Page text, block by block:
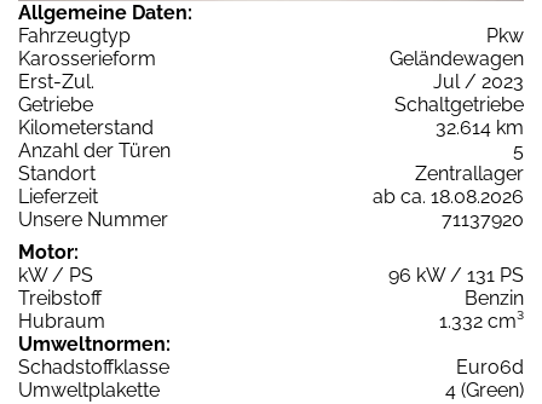
Allgemeine Daten:
Fahrzeugtyp
Pkw
Karosserieform
Geländewagen
Erst-Zul.
Jul / 2023
Getriebe
Schaltgetriebe
Kilometerstand
32.614 km
Anzahl der Türen
5
Standort
Zentrallager
Lieferzeit
ab ca. 18.08.2026
Unsere Nummer
71137920
Motor:
kW / PS
96 kW / 131 PS
Treibstoff
Benzin
Hubraum
1.332 cm³
Umweltnormen:
Schadstoffklasse
Euro6d
Umweltplakette
4 (Green)